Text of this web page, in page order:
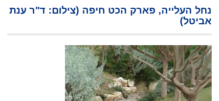
נחל העלייה, פארק הכט חיפה (צילום: ד"ר ענת
אביטל)